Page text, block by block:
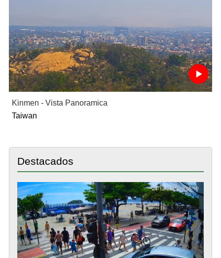
Kinmen - Vista Panoramica
Taiwan
Destacados